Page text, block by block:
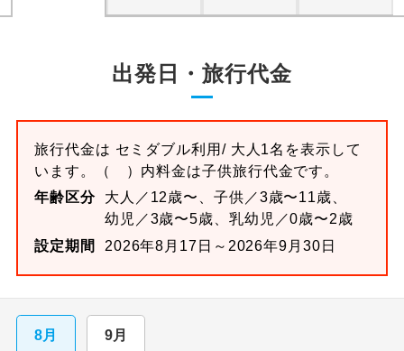
出発日・旅行代金
旅行代金は セミダブル利用/ 大人1名を表示して
います。
（ ）内料金は子供旅行代金です。
年齢区分
大人／12歳〜、子供／3歳〜11歳、
幼児／3歳〜5歳、乳幼児／0歳〜2歳
設定期間
2026年8月17日～2026年9月30日
8月 9月